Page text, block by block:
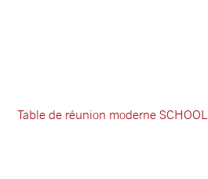
Table de réunion moderne SCHOOL